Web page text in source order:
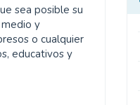
sea posible su
y
o cualquier
educativos y